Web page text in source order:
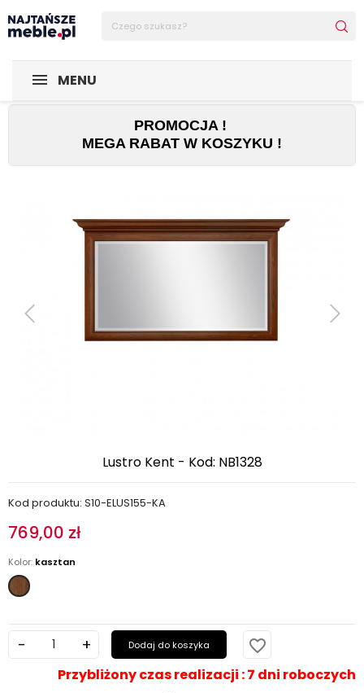
MENU
Sklep Najtańsze-meble
PROMOCJA !
MEGA RABAT W KOSZYKU !
Lustro Kent - Kod: NB1328
Kod produktu: S10-ELUS155-KA
769,00 zł
Kolor: kasztan
kasztan
Dodaj do koszyka favorite_border
Przybliżony czas realizacji : 7 dni roboczych